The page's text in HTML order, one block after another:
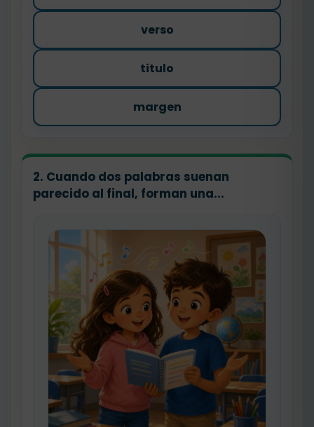
verso
titulo
margen
2. Cuando dos palabras suenan
parecido al final, forman una...